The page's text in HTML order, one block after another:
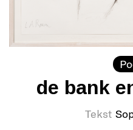
de bank
Tekst